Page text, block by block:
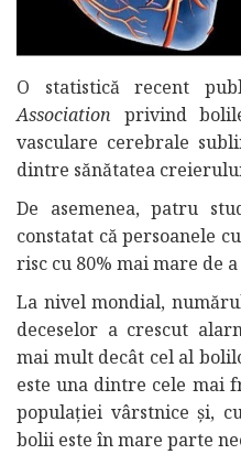
O statistică recent
Association privind
vasculare cerebrale
dintre sănătatea
De asemenea, patru
constatat că persoanele
risc cu 80% mai mare de
La nivel mondial,
deceselor a crescut
mai mult decât cel al
este una dintre cele mai
populației vârstnice și,
bolii este în mare parte